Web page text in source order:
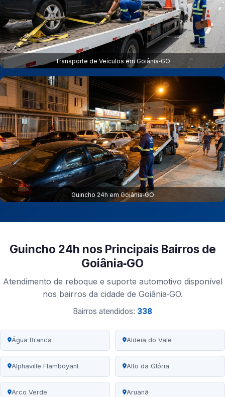
Transporte de Veículos em Goiânia‑GO
Guincho 24h em Goiânia‑GO
Guincho 24h nos Principais Bairros de
Goiânia‑GO
Atendimento de reboque e suporte automotivo disponível
nos bairros da cidade de Goiânia‑GO.
Bairros atendidos: 338
Água Branca Aldeia do Vale
Alphaville Flamboyant Alto da Glória
Arco Verde Aruanã